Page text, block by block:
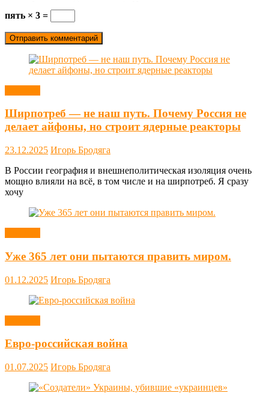
пять × 3 =
Ширпотреб — не наш путь. Почему Россия не
делает айфоны, но строит ядерные реакторы
23.12.2025 Игорь Бродяга
В России география и внешнеполитическая изоляция очень
мощно влияли на всё, в том числе и на ширпотреб. Я сразу
хочу
Уже 365 лет они пытаются править миром.
01.12.2025 Игорь Бродяга
Евро-российская война
01.07.2025 Игорь Бродяга